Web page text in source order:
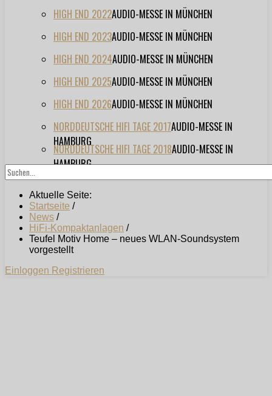
HIGH END 2022AUDIO-MESSE IN MÜNCHEN
HIGH END 2023AUDIO-MESSE IN MÜNCHEN
HIGH END 2024AUDIO-MESSE IN MÜNCHEN
HIGH END 2025AUDIO-MESSE IN MÜNCHEN
HIGH END 2026AUDIO-MESSE IN MÜNCHEN
NORDDEUTSCHE HIFI TAGE 2017AUDIO-MESSE IN
HAMBURG
NORDDEUTSCHE HIFI TAGE 2018AUDIO-MESSE IN
HAMBURG
Aktuelle Seite:
Startseite /
News /
HiFi-Kompaktanlagen /
Teufel Motiv Home – neues WLAN-Soundsystem
vorgestellt
Einloggen Registrieren